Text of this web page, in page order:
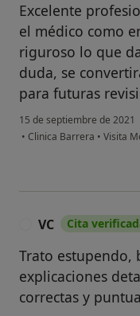
Excelente
el médico como
riguroso lo que
duda, se
para futuras
15 de septiembre de 2021
• Clinica Barrera • Visita
VC Cita
Trato estupendo,
explicaciones
correctas y